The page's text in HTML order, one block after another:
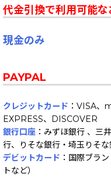
代金引換で利用可能
現金のみ
PAYPAL
クレジットカード ：VISA
EXPRESS、DISCOVER
銀行口座 ：みずほ銀行 、三
行、りそな銀行・埼玉りそ
デビットカード ：国際ブラ
トなど）